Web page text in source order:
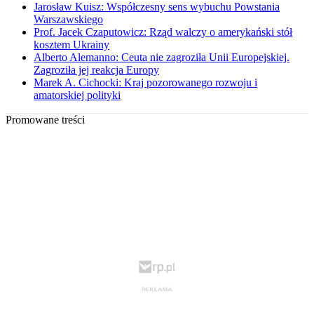
Jarosław Kuisz: Współczesny sens wybuchu Powstania
Warszawskiego
Prof. Jacek Czaputowicz: Rząd walczy o amerykański stół
kosztem Ukrainy
Alberto Alemanno: Ceuta nie zagroziła Unii Europejskiej.
Zagroziła jej reakcja Europy
Marek A. Cichocki: Kraj pozorowanego rozwoju i
amatorskiej polityki
Promowane treści